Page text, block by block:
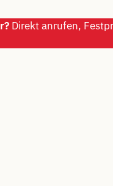
Direkt anrufen,